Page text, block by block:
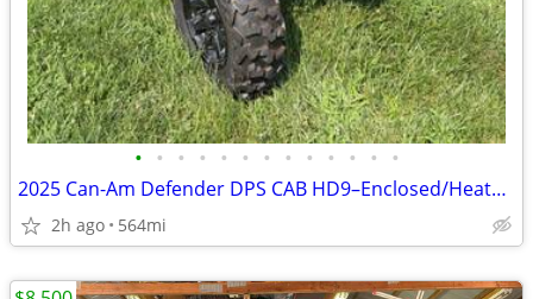
• • • • • • • • • • • • •
2025 Can-Am Defender DPS CAB HD9–Enclosed/Heated–Only 564 Mi/58 Hrs
2h ago 564mi